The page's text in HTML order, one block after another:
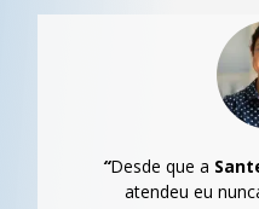
“Desde que a
atendeu eu